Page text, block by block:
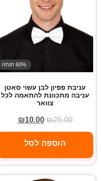
60% הנחה
עניבת פפיון לבן עשוי סאטן
עניבה מתכוונת להתאמה לכל
צוואר
₪25.00
₪10.00
הוספה לסל